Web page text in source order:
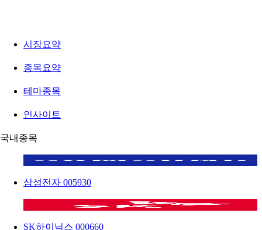
시장요약
종목요약
테마종목
인사이트
국내종목
삼성전자 005930
SK하이닉스 000660